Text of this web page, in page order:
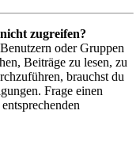
zugreifen?
oder Gruppen
Beiträge zu lesen, zu
brauchst du
Frage einen